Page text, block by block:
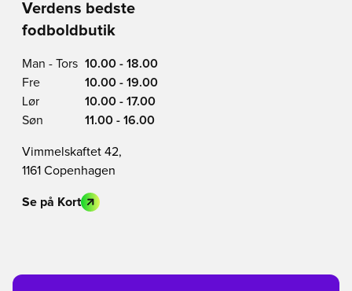
Verdens bedste
fodboldbutik
Man - Tors 10.00 - 18.00
Fre
10.00 - 19.00
Lør
10.00 - 17.00
Søn
11.00 - 16.00
Vimmelskaftet 42,
1161 Copenhagen
Se på Kort